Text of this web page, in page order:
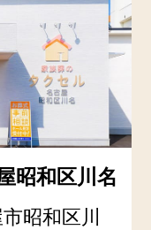
昭和区川名
昭和区川